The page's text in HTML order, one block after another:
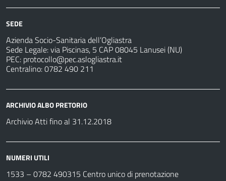
SEDE
Azienda Socio-Sanitaria dell’Ogliastra
Sede Legale: via Piscinas, 5 CAP 08045 Lanusei (NU)
PEC: protocollo@pec.aslogliastra.it
Centralino: 0782 490 211
ARCHIVIO ALBO PRETORIO
Archivio Atti fino al 31.12.2018
NUMERI UTILI
1533 – 0782 490315 Centro unico di prenotazione